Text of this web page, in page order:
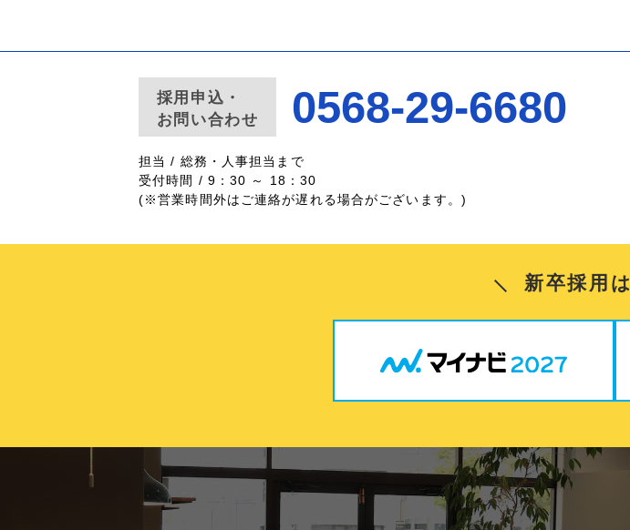
採用申込・
お問い合わせ
0568-29-6680
担当 / 総務・人事担当まで
受付時間 / 9：30 ～ 18：30
(※営業時間外はご連絡が遅れる場合がございます。)
新卒採用